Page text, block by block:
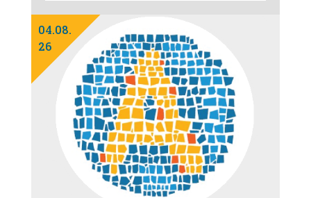
04.08.
26